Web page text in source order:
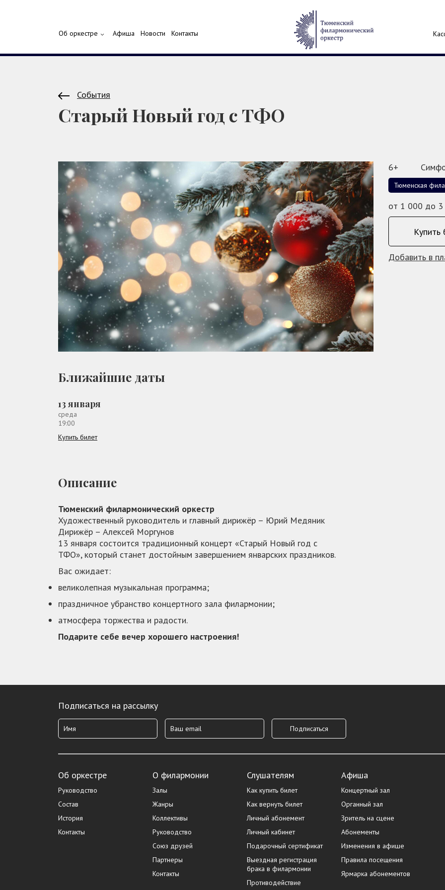
Об оркестре Афиша Новости Контакты
События
Старый Новый год с ТФО
6+
Тюменская
от 1 000 до
Купить
Добавить в
Ближайшие даты
13 января
среда
19:00
Купить билет
Описание
Тюменский филармонический оркестр
Художественный руководитель и главный дирижёр – Юрий Медяник
Дирижёр – Алексей Моргунов
13 января состоится традиционный концерт «Старый Новый год с
ТФО», который станет достойным завершением январских праздников.
Вас ожидает:
великолепная музыкальная программа;
праздничное убранство концертного зала филармонии;
атмосфера торжества и радости.
Подарите себе вечер хорошего настроения!
Подписаться на рассылку
Об оркестре
Руководство
Состав
История
Контакты
О филармонии
Залы
Жанры
Коллективы
Руководство
Союз друзей
Партнеры
Контакты
Слушателям
Как купить билет
Как вернуть билет
Личный абонемент
Личный кабинет
Подарочный сертификат
Выездная регистрация
брака в филармонии
Противодействие
Афиша
Концертный зал
Органный зал
Зритель на сцене
Абонементы
Изменения в афише
Правила посещения
Ярмарка абонементов